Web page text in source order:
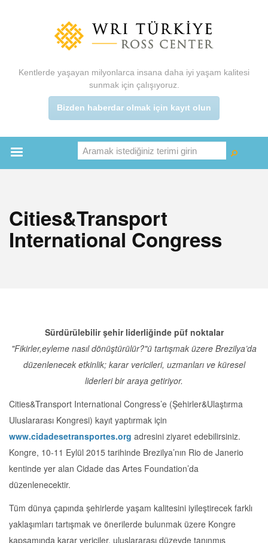
Kentlerde yaşayan milyonlarca insana daha iyi yaşam kalitesi
sunmak için çalışıyoruz.
Bizden haberdar olmak için kayıt olun
Ara
Ara
Cities&Transport
International Congress
DescriptionSürdürülebilir şehir liderliğinde püf noktalar
"Fikirler,eyleme nasıl dönüştürülür?"ü tartışmak üzere Brezilya’da
düzenlenecek etkinlik; karar vericileri, uzmanları ve küresel
liderleri bir araya getiriyor.
Cities&Transport International Congress’e (Şehirler&Ulaştırma
Uluslararası Kongresi) kayıt yaptırmak için
www.cidadesetransportes.org adresini ziyaret edebilirsiniz.
Kongre, 10-11 Eylül 2015 tarihinde Brezilya’nın Rio de Janerio
kentinde yer alan Cidade das Artes Foundation’da
düzenlenecektir.
Tüm dünya çapında şehirlerde yaşam kalitesini iyileştirecek farklı
yaklaşımları tartışmak ve önerilerde bulunmak üzere Kongre
kapsamında karar vericiler, uluslararası düzeyde tanınmış